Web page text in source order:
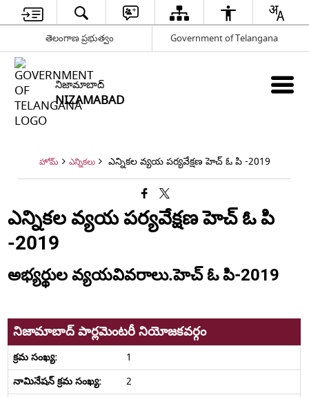
తెలంగాణ ప్రభుత్వం Government of Telangana
నిజామాబాద్
NIZAMABAD
హోమ్ ఎన్నికలు ఎన్నికల వ్యయ పర్యవేక్షణ హెచ్ ఓ పి -2019
ఎన్నికల వ్యయ పర్యవేక్షణ హెచ్ ఓ పి
-2019
అభ్యర్థుల వ్యయవివరాలు.హెచ్ ఓ పి-2019
నిజామాబాద్ పార్లమెంటరీ నియోజకవర్గం
1
2